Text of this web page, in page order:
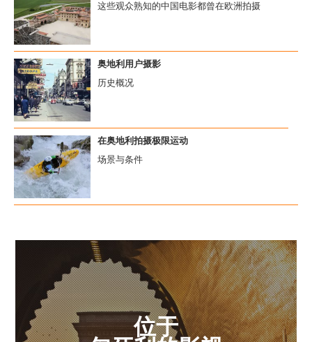
这些观众熟知的中国电影都曾在欧洲拍摄
奥地利用户摄影
历史概况
在奥地利拍摄极限运动
场景与条件
位于